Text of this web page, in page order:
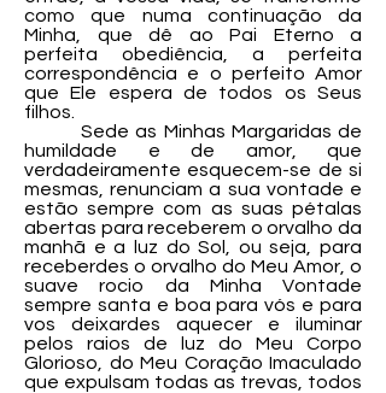
como que numa continuação da
Minha, que dê ao Pai Eterno a
perfeita obediência, a perfeita
correspondência e o perfeito Amor
que Ele espera de todos os Seus
filhos.
Sede as Minhas Margaridas de
humildade e de amor, que
verdadeiramente esquecem-se de si
mesmas, renunciam a sua vontade e
estão sempre com as suas pétalas
abertas para receberem o orvalho da
manhã e a luz do Sol, ou seja, para
receberdes o orvalho do Meu Amor, o
suave rocio da Minha Vontade
sempre santa e boa para vós e para
vos deixardes aquecer e iluminar
pelos raios de luz do Meu Corpo
Glorioso, do Meu Coração Imaculado
que expulsam todas as trevas, todos